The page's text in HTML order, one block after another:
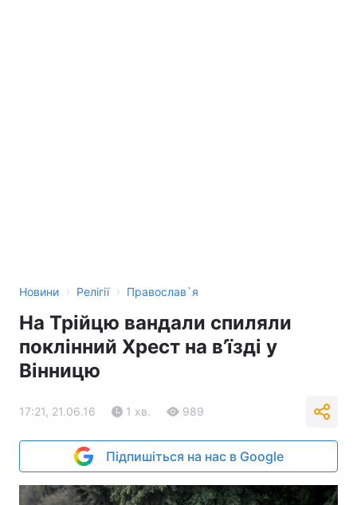
Новини › Релігії › Православ`я
На Трійцю вандали спиляли
поклінний Хрест на в’їзді у
Вінницю
17:21, 21.06.16 1 хв. 989
Підпишіться на нас в Google